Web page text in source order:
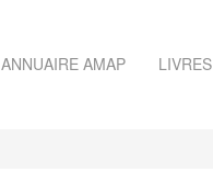
ANNUAIRE AMAP LIVRES